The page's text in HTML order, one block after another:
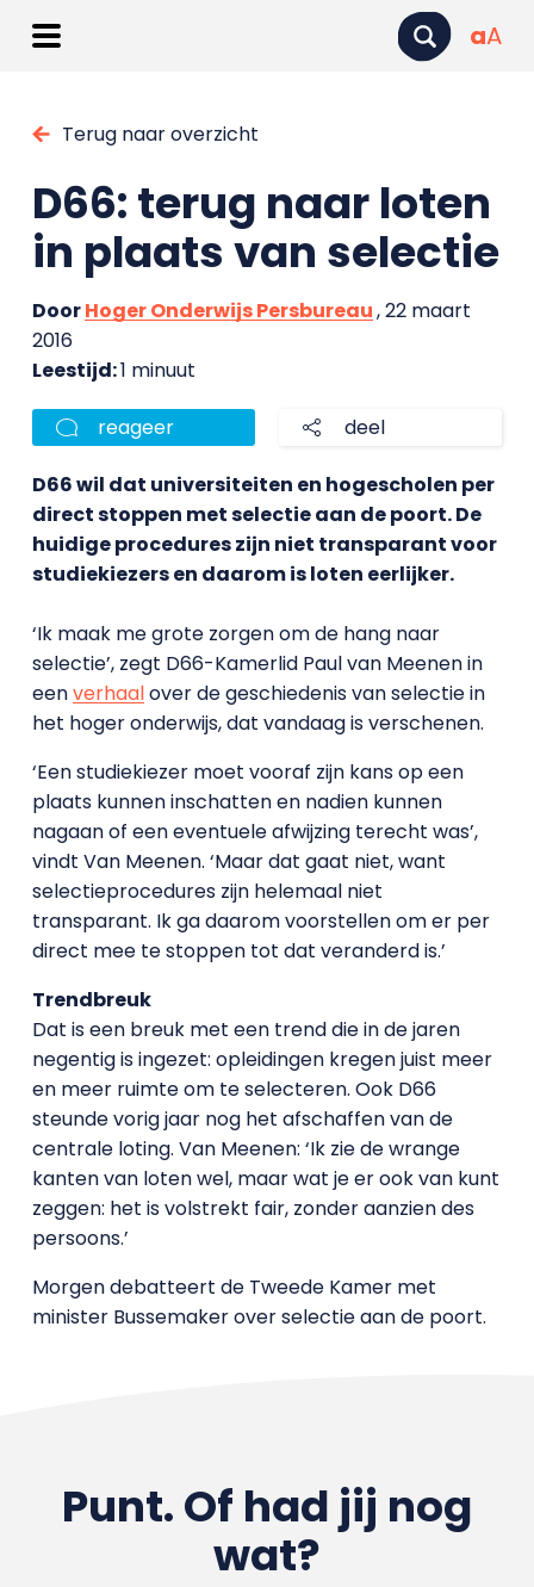
aA
Terug naar overzicht
D66: terug naar loten
in plaats van selectie
DoorHoger Onderwijs Persbureau, 22 maart
2016
Leestijd:1 minuut
reageer deel
D66 wil dat universiteiten en hogescholen per
direct stoppen met selectie aan de poort. De
huidige procedures zijn niet transparant voor
studiekiezers en daarom is loten eerlijker.
‘Ik maak me grote zorgen om de hang naar
selectie’, zegt D66-Kamerlid Paul van Meenen in
eenverhaalover de geschiedenis van selectie in
het hoger onderwijs, dat vandaag is verschenen.
‘Een studiekiezer moet vooraf zijn kans op een
plaats kunnen inschatten en nadien kunnen
nagaan of een eventuele afwijzing terecht was’,
vindt Van Meenen. ‘Maar dat gaat niet, want
selectieprocedures zijn helemaal niet
transparant. Ik ga daarom voorstellen om er per
direct mee te stoppen tot dat veranderd is.’
Trendbreuk
Dat is een breuk met een trend die in de jaren
negentig is ingezet: opleidingen kregen juist meer
en meer ruimte om te selecteren. Ook D66
steunde vorig jaar nog het afschaffen van de
centrale loting. Van Meenen: ‘Ik zie de wrange
kanten van loten wel, maar wat je er ook van kunt
zeggen: het is volstrekt fair, zonder aanzien des
persoons.’
Morgen debatteert de Tweede Kamer met
minister Bussemaker over selectie aan de poort.
Punt. Of had jij nog
wat?